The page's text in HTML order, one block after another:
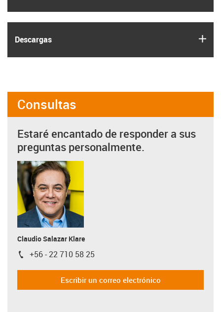
Descargas
Consultas
Estaré encantado de responder a sus
preguntas personalmente.
Claudio Salazar Klare
igus-icon-phone
+56 - 22 710 58 25
Escribir un correo electrónico